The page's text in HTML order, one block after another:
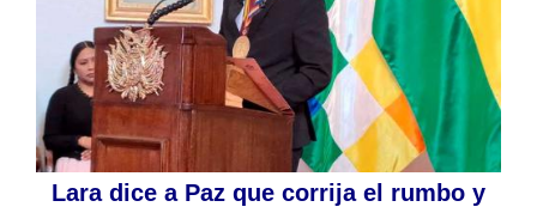
Lara dice a Paz que corrija el rumbo y